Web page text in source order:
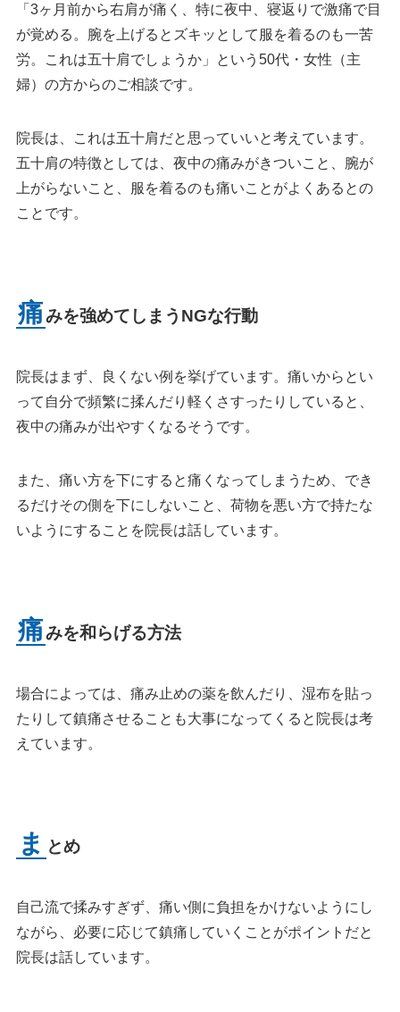
「3ヶ月前から右肩が痛く、特に夜中、寝返りで激痛で目
が覚める。腕を上げるとズキッとして服を着るのも一苦
労。これは五十肩でしょうか」という50代・女性（主
婦）の方からのご相談です。
院長は、これは五十肩だと思っていいと考えています。
五十肩の特徴としては、夜中の痛みがきついこと、腕が
上がらないこと、服を着るのも痛いことがよくあるとの
ことです。
痛みを強めてしまうNGな行動
院長はまず、良くない例を挙げています。痛いからとい
って自分で頻繁に揉んだり軽くさすったりしていると、
夜中の痛みが出やすくなるそうです。
また、痛い方を下にすると痛くなってしまうため、でき
るだけその側を下にしないこと、荷物を悪い方で持たな
いようにすることを院長は話しています。
痛みを和らげる方法
場合によっては、痛み止めの薬を飲んだり、湿布を貼っ
たりして鎮痛させることも大事になってくると院長は考
えています。
ま とめ
自己流で揉みすぎず、痛い側に負担をかけないようにし
ながら、必要に応じて鎮痛していくことがポイントだと
院長は話しています。